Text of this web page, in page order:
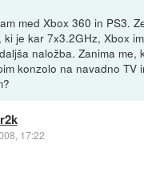
med Xbox 360 in PS3.
je kar 7x3.2GHz, Xbox
naložba. Zanima me,
konzolo na navadno TV
17:22